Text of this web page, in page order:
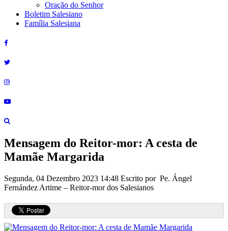
Oração do Senhor
Boletim Salesiano
Família Salesiana
Mensagem do Reitor-mor: A cesta de
Mamãe Margarida
Segunda, 04 Dezembro 2023 14:48 Escrito por Pe. Ángel
Fernández Artime – Reitor-mor dos Salesianos